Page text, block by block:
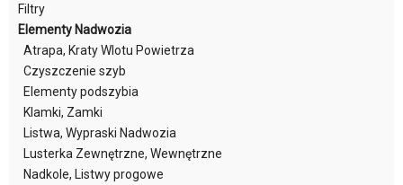
Filtry
Elementy Nadwozia
Atrapa, Kraty Wlotu Powietrza
Czyszczenie szyb
Elementy podszybia
Klamki, Zamki
Listwa, Wypraski Nadwozia
Lusterka Zewnętrzne, Wewnętrzne
Nadkole, Listwy progowe